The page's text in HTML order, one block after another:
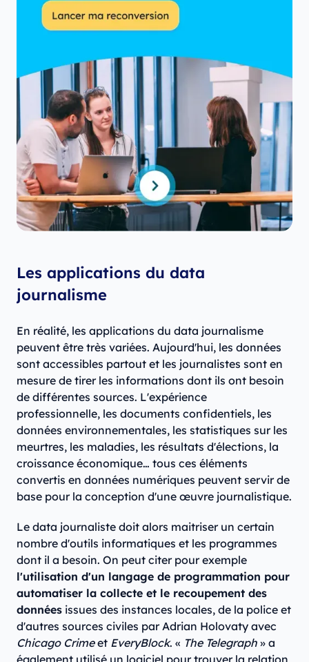
Les applications du data
journalisme
En réalité, les applications du data journalisme
peuvent être très variées. Aujourd'hui, les données
sont accessibles partout et les journalistes sont en
mesure de tirer les informations dont ils ont besoin
de différentes sources. L'expérience
professionnelle, les documents confidentiels, les
données environnementales, les statistiques sur les
meurtres, les maladies, les résultats d'élections, la
croissance économique… tous ces éléments
convertis en données numériques peuvent servir de
base pour la conception d'une œuvre journalistique.
Le data journaliste doit alors maitriser un certain
nombre d'outils informatiques et les programmes
dont il a besoin. On peut citer pour exemple
l'utilisation d'un langage de programmation pour
automatiser la collecte et le recoupement des
données issues des instances locales, de la police et
d'autres sources civiles par Adrian Holovaty avec
Chicago Crimeet EveryBlock. « The Telegraph » a